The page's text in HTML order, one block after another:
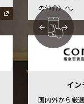
の仲介〉へ。
イ
国内外から厳